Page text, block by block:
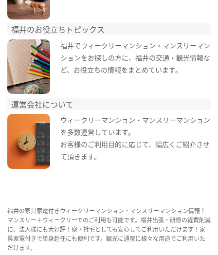
福井のお役立ちトピックス
福井でウィークリーマンション・マンスリーマン
ションをお探しの方に、福井の交通・観光情報な
ど、お役立ちの情報をまとめています。
運営会社について
ウィークリーマンション・マンスリーマンション
を多数運営しています。
お客様のご利用目的に応じて、幅広くご紹介させ
て頂きます。
福井の家具家電付きウィークリーマンション・マンスリーマンション情報！
マンスリー＋ウィークリーでのご利用も可能です。福井出張・研修の経費削減
に、法人様にも大好評！寮・社宅としても安心してご利用いただけます！家
具家電付きで単身赴任にも便利です。観光に通院に様々な用途でご利用いた
だけます。